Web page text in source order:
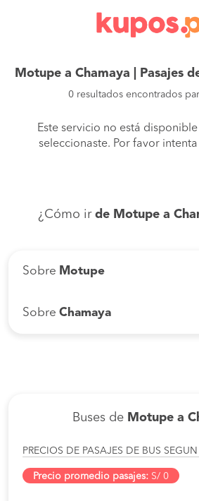
Motupe a Chamaya | Pasajes
0 resultados encontrados
Este servicio no está
seleccionaste. Por favor
¿Cómo ir de Motupe a
Sobre Motupe
Sobre Chamaya
Buses de Motupe a
PRECIOS DE PASAJES DE BUS
Precio promedio pasajes: S/ 0